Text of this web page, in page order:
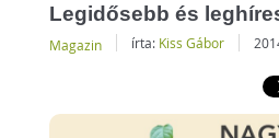
Legidősebb és
Magazin írta: Kiss Gábor